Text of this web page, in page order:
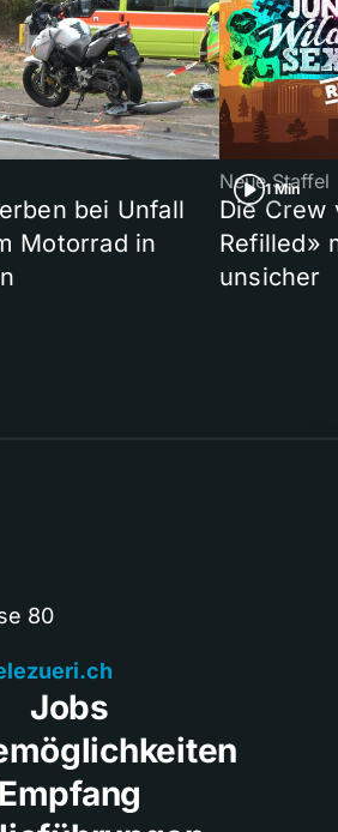
bei Unfall
Motorrad in
1 Min
Neue Staffel
Die Crew
Refilled»
unsicher
80
Jobs
Empfang